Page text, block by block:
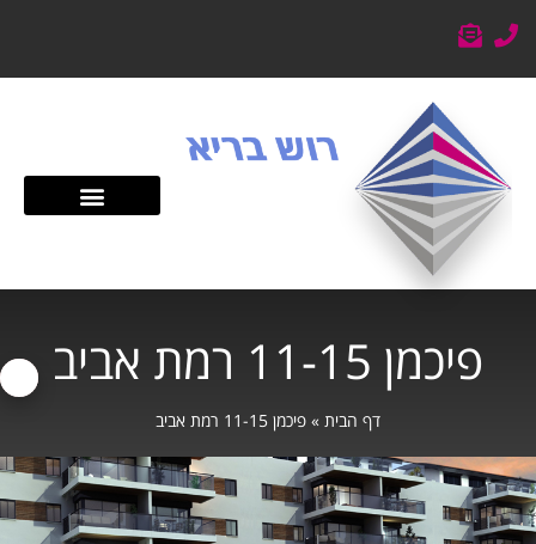
פיכמן 11-15 רמת אביב
דף הבית » פיכמן 11-15 רמת אביב